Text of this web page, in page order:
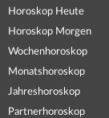
Horoskop Heute
Horoskop Morgen
Wochenhoroskop
Monatshoroskop
Jahreshoroskop
Partnerhoroskop